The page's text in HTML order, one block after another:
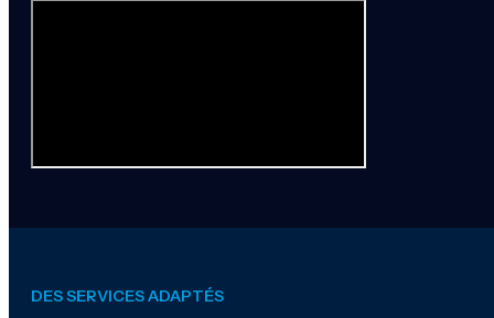
DES SERVICES ADAPTÉS